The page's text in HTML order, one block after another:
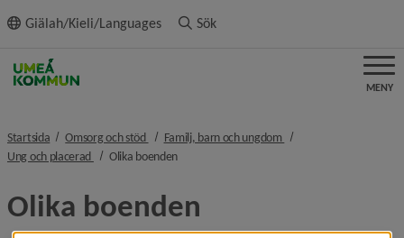
innehållet
Giälah/Kieli/Languages Sök
MENY
Startsida Omsorg och stöd nivå i brödsmulenavigeringen
Familj, barn och ungdom nivå i
Ung och placerad nivå i brödsmulenavigeringen
Olika boendennivå i brödsmulenavigeringen
Olika boenden